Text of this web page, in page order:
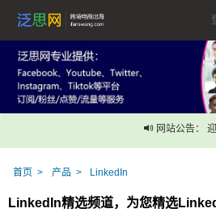
网站公告： 迎
首页 产品 LinkedIn
LinkedIn精选频道，为您精选